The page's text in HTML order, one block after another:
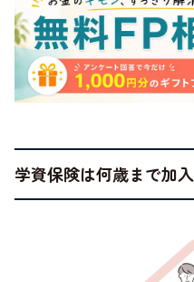
学資保険は何歳まで加